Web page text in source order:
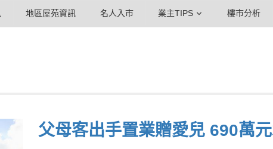
地區屋苑資訊 名人入市 業主TIPS 樓市分析
父母客出手置業贈愛兒 690萬